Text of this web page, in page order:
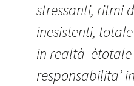
stressanti, ritmi
inesistenti,
in realtà ètotale
responsabilita’